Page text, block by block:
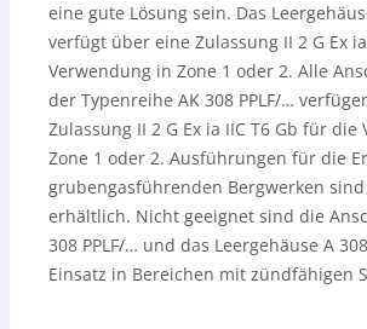
eine gute Lösung sein. Das
verfügt über eine Zulassung II 2 G Ex
Verwendung in Zone 1 oder 2. Alle
der Typenreihe AK 308 PPLF/…
Zulassung II 2 G Ex ia IIC T6 Gb für
Zone 1 oder 2. Ausführungen für die
grubengasführenden Bergwerken
erhältlich. Nicht geeignet sind die
308 PPLF/… und das Leergehäuse A
Einsatz in Bereichen mit zündfähigen